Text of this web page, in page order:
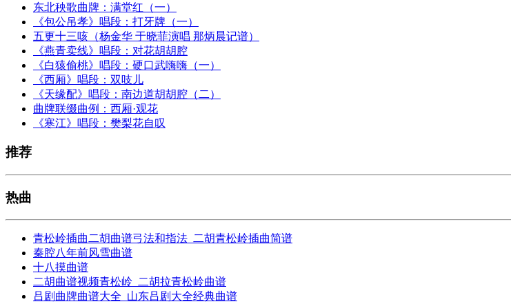
东北秧歌曲牌：满堂红（一）
《包公吊孝》唱段：打牙牌（一）
五更十三咳（杨金华 于晓菲演唱 那炳晨记谱）
《燕青卖线》唱段：对花胡胡腔
《白猿偷桃》唱段：硬口武嗨嗨（一）
《西厢》唱段：双吱儿
《天缘配》唱段：南边道胡胡腔（二）
曲牌联缀曲例：西厢·观花
《寒江》唱段：樊梨花自叹
推荐
热曲
青松岭插曲二胡曲谱弓法和指法_二胡青松岭插曲简谱
秦腔八年前风雪曲谱
十八摸曲谱
二胡曲谱视频青松岭_二胡拉青松岭曲谱
吕剧曲牌曲谱大全_山东吕剧大全经典曲谱